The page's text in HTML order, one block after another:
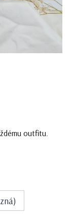
outfitu.